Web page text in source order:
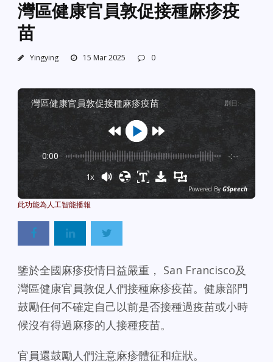
灣區健康官員敦促接種麻疹疫
苗
Yingying 15 Mar 2025 0
灣區健康官員敦促接種麻疹疫苗 剧目 :-
0:00 -:--
1x
Powered By GSpeech
鑒於全國麻疹疫情日益嚴重， San Francisco及
灣區健康官員敦促人們接種麻疹疫苗。健康部門
鼓勵任何不確定自己以前是否接種過疫苗或小時
候沒有得過麻疹的人接種疫苗。
官員還鼓勵人們注意麻疹體征和症狀。